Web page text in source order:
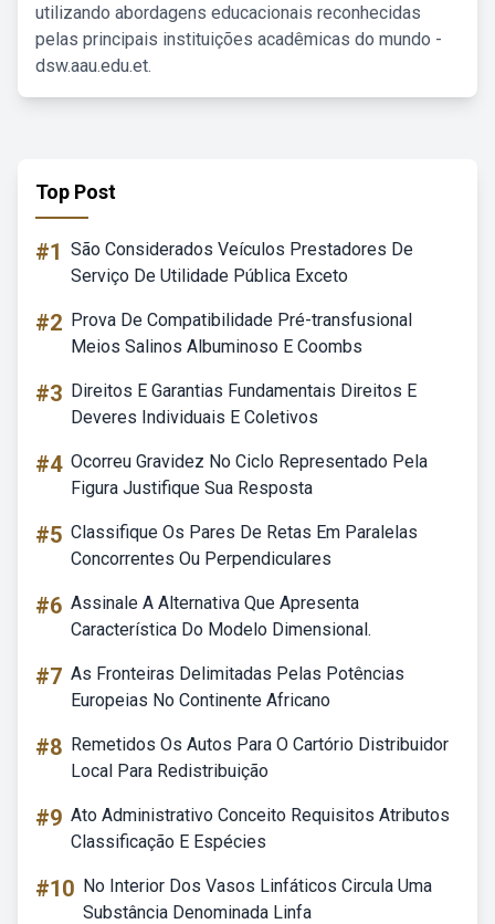
utilizando abordagens educacionais reconhecidas
pelas principais instituições acadêmicas do mundo -
dsw.aau.edu.et.
Top Post
#1 São Considerados Veículos Prestadores De
Serviço De Utilidade Pública Exceto
#2 Prova De Compatibilidade Pré-transfusional
Meios Salinos Albuminoso E Coombs
#3 Direitos E Garantias Fundamentais Direitos E
Deveres Individuais E Coletivos
#4 Ocorreu Gravidez No Ciclo Representado Pela
Figura Justifique Sua Resposta
#5 Classifique Os Pares De Retas Em Paralelas
Concorrentes Ou Perpendiculares
#6 Assinale A Alternativa Que Apresenta
Característica Do Modelo Dimensional.
#7 As Fronteiras Delimitadas Pelas Potências
Europeias No Continente Africano
#8 Remetidos Os Autos Para O Cartório Distribuidor
Local Para Redistribuição
#9 Ato Administrativo Conceito Requisitos Atributos
Classificação E Espécies
#10 No Interior Dos Vasos Linfáticos Circula Uma
Substância Denominada Linfa